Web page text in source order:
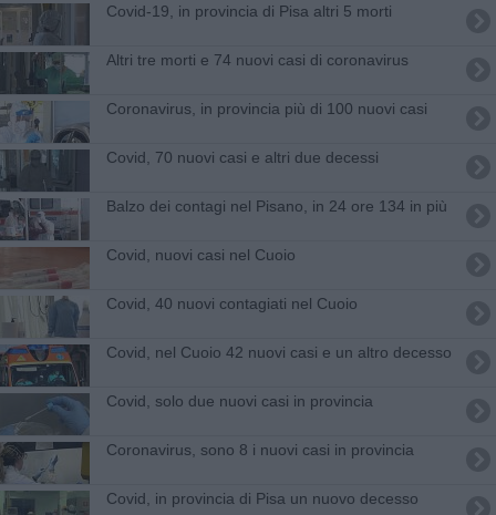
Covid-19, in provincia di Pisa altri 5 morti
Altri tre morti e 74 nuovi casi di coronavirus
Coronavirus, in provincia più di 100 nuovi casi
Covid, 70 nuovi casi e altri due decessi
Balzo dei contagi nel Pisano, in 24 ore 134 in più
Covid, nuovi casi nel Cuoio
Covid, 40 nuovi contagiati nel Cuoio
Covid, nel Cuoio 42 nuovi casi e un altro decesso
Covid, solo due nuovi casi in provincia
Coronavirus, sono 8 i nuovi casi in provincia
Covid, in provincia di Pisa un nuovo decesso